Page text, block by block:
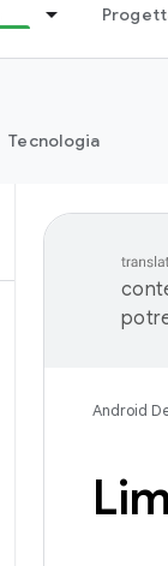
Tecnologia
Android